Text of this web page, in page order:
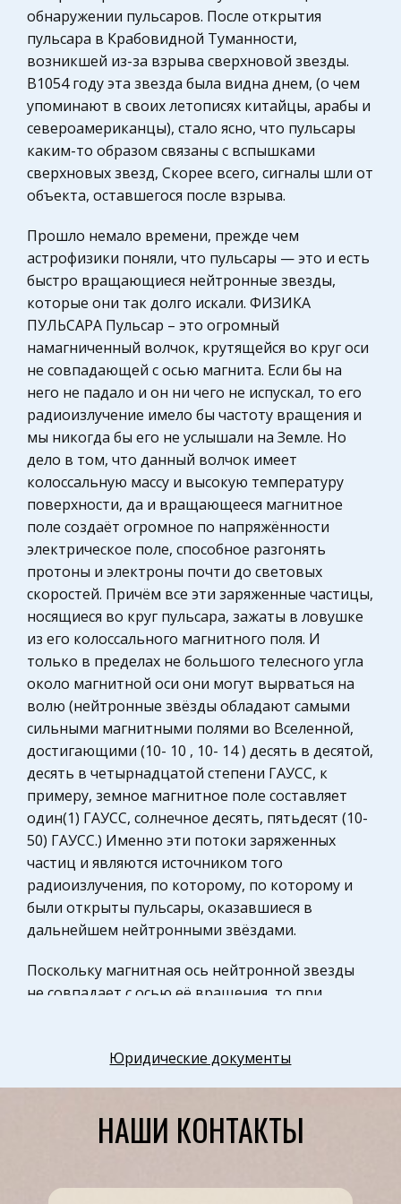
Историческая личность
Международные экономические и валютно-
кредитные отношения
Сельское хозяйство
Уголовный процесс
Охрана природы, Экология,
Природопользование
макроэкономика
Бухгалтерский учет
Геология
Авиация
Биржевое дело
Социология
Гражданское право
Охрана правопорядка
Физика
Теория государства и права
Компьютерные сети
Муниципальное право России
Химия
Архитектура
Технология
Конституционное (государственное) право
зарубежных стран
Уголовное право
Административное право
Музыка
Физкультура и Спорт, Здоровье
Разное
Математика
Правоохранительные органы
Космонавтика
Налоговое право
Физкультура и Спорт
Теория систем управления
Законодательство и право
Здоровье
играют немаловажную роль в жизни каждой
страны. Одной из наиболее характерных
особенностей развития современного общества
является быстрый рост городов, непре
Мужество и героизм русских воинов в
Бородинском сражении, значение победы для
укрепления мощи Российского государства
Россия спасла Европу от нашествия татаро-
стремления Карла XII, разгромила Наполеона, к
ногам которого пала вся Западная Европа.
Мамаево побоище, Полтавское
Международные расчетные единицы
Международные расчетные единицы служат
связующим звеном между различными
участниками мировых рынков. Без их
применения невозможно дальнейшее развитие
мировой кооперации и интеграции, укрепление
внешне
Вклад Петра Великого в развитие
издательского дела и редактирования
Определяющий вклад в развитие книжного
дела сделал Петр Великий. Бурно
развивающееся государство, выходившее в
один ряд с такими сильными странами Европы,
как Англия, Франция, Австрия, нуждается в нов
обнаружении пульсаров. После открытия
пульсара в Крабовидной Туманности,
возникшей из-за взрыва сверхновой звезды.
В1054 году эта звезда была видна днем, (о чем
упоминают в своих летописях китайцы, арабы и
североамериканцы), стало ясно, что пульсары
каким-то образом связаны с вспышками
сверхновых звезд, Скорее всего, сигналы шли от
объекта, оставшегося после взрыва.
Прошло немало времени, прежде чем
астрофизики поняли, что пульсары — это и есть
быстро вращающиеся нейтронные звезды,
которые они так долго искали. ФИЗИКА
ПУЛЬСАРА Пульсар – это огромный
намагниченный волчок, крутящейся во круг оси
не совпадающей с осью магнита. Если бы на
него не падало и он ни чего не испускал, то его
радиоизлучение имело бы частоту вращения и
мы никогда бы его не услышали на Земле. Но
дело в том, что данный волчок имеет
колоссальную массу и высокую температуру
поверхности, да и вращающееся магнитное
поле создаёт огромное по напряжённости
электрическое поле, способное разгонять
протоны и электроны почти до световых
скоростей. Причём все эти заряженные частицы,
носящиеся во круг пульсара, зажаты в ловушке
из его колоссального магнитного поля. И
только в пределах не большого телесного угла
около магнитной оси они могут вырваться на
волю (нейтронные звёзды обладают самыми
сильными магнитными полями во Вселенной,
достигающими (10- 10 , 10- 14 ) десять в десятой,
десять в четырнадцатой степени ГАУСС, к
примеру, земное магнитное поле составляет
один(1) ГАУСС, солнечное десять, пятьдесят (10-
50) ГАУСС.) Именно эти потоки заряженных
частиц и являются источником того
радиоизлучения, по которому, по которому и
были открыты пульсары, оказавшиеся в
дальнейшем нейтронными звёздами.
Поскольку магнитная ось нейтронной звезды
не совпадает с осью её вращения, то при
проблескового маячка – лишь на миг прорезая
массивные звезды заканчивают свою жизнь
колоссальным взрывом, превращающим
туманность. В итоге от гиганта, во много раз
Юридические документы
НАШИ КОНТАКТЫ